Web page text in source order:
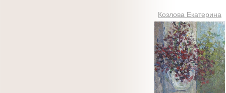
Козлова Екатерина